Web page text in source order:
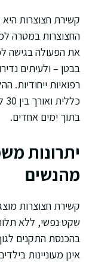
קשירת חצוצרות היא
החצוצרות במטרה
את הפעולה בגישה
בבטן – ולעיתים
רפואיות
בתוך ימים אחדים.
יתרונות
מהנשים
קשירת חצוצרות
שקט נפשי, ללא
בהכנסת התקנים
אינן מעוניינות